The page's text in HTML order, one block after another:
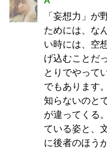
「妄想力」が
ためには、な
い時には、空
げ込むことだ
とりでやって
でもあります
知らないのと
が違ってくる
ている姿と、
に後者のほう